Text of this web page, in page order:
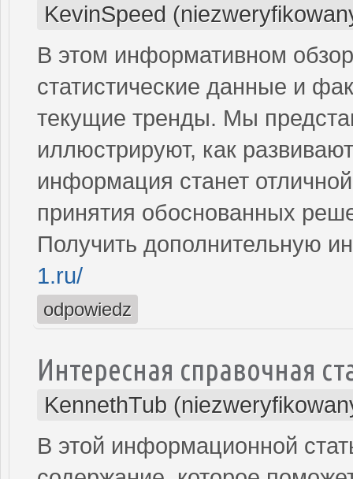
KevinSpeed
В этом информативном
статистические данные и
текущие тренды. Мы
иллюстрируют, как
информация станет
принятия обоснованных
Получить дополнительную
1.ru/
odpowiedz
Интересная справочная
KennethTub
В этой информационной